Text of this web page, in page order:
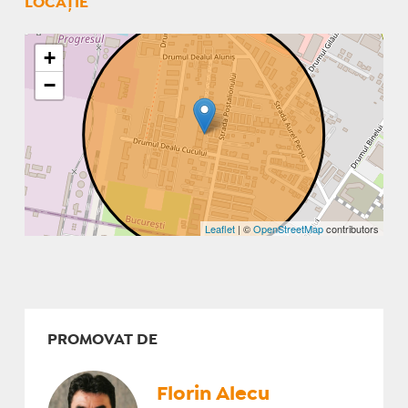
LOCAȚIE
+
−
Leaflet | ©OpenStreetMapcontributors
PROMOVAT DE
Florin Alecu